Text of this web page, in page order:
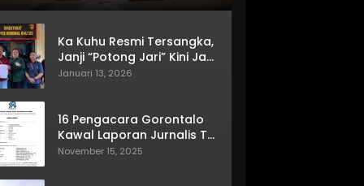
Ka Kuhu Resmi Tersangka,
Janji “Potong Jari” Kini Jadi
Bumerang
Januari 13, 2026
16 Pengacara Gorontalo
Kawal Laporan Jurnalis TV
One
November 15, 2025